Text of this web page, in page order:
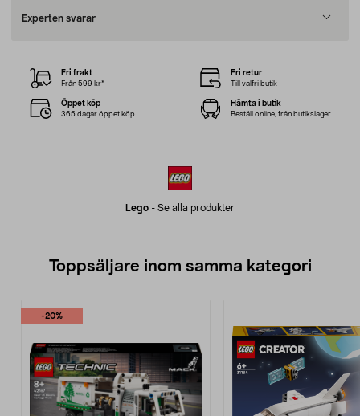
Experten svarar
Lego - Se alla produkter
Fri frakt
Från 599 kr*
Fri retur
Till valfri butik
Öppet köp
365 dagar öppet köp
Hämta i butik
Beställ online, från butikslager
Toppsäljare inom samma kategori
-20%